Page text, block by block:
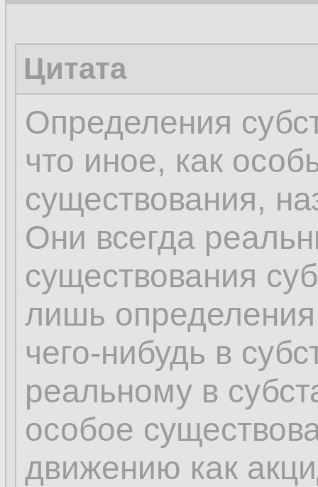
Цитата
Определения
что иное, как
существования,
Они всегда
существования
лишь
чего-нибудь в
реальному в
особое
движению как